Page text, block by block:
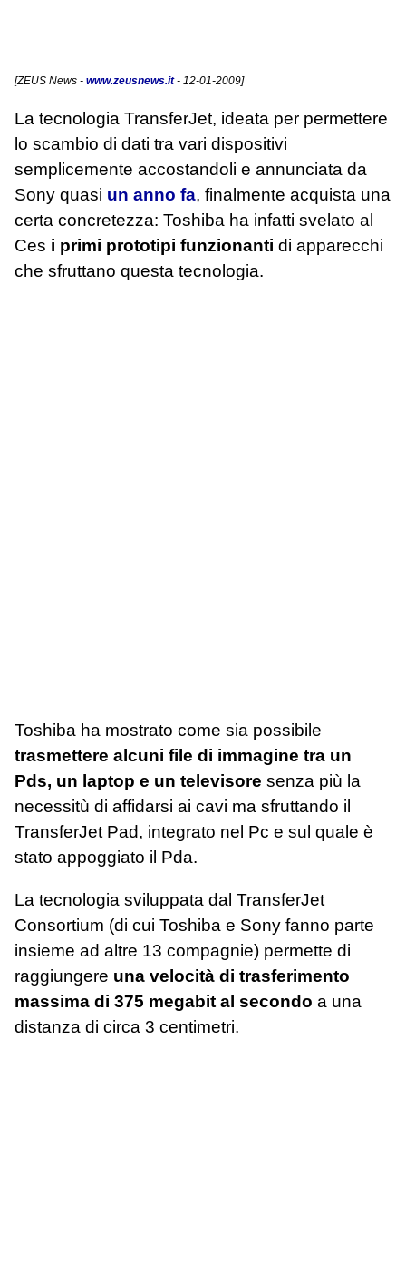
[ZEUS News - www.zeusnews.it- 12-01-2009]
La tecnologia TransferJet, ideata per permettere
lo scambio di dati tra vari dispositivi
semplicemente accostandoli e annunciata da
Sony quasi un anno fa, finalmente acquista una
certa concretezza: Toshiba ha infatti svelato al
Ces i primi prototipi funzionanti di apparecchi
che sfruttano questa tecnologia.
Toshiba ha mostrato come sia possibile
trasmettere alcuni file di immagine tra un
Pds, un laptop e un televisore senza più la
necessitù di affidarsi ai cavi ma sfruttando il
TransferJet Pad, integrato nel Pc e sul quale è
stato appoggiato il Pda.
La tecnologia sviluppata dal TransferJet
Consortium (di cui Toshiba e Sony fanno parte
insieme ad altre 13 compagnie) permette di
raggiungere una velocità di trasferimento
massima di 375 megabit al secondo a una
distanza di circa 3 centimetri.